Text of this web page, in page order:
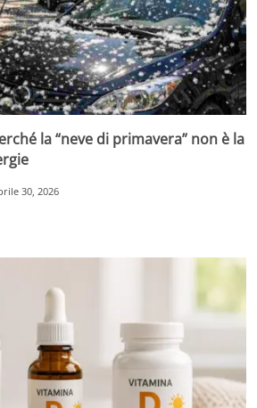
la “neve di primavera” non è la
30, 2026